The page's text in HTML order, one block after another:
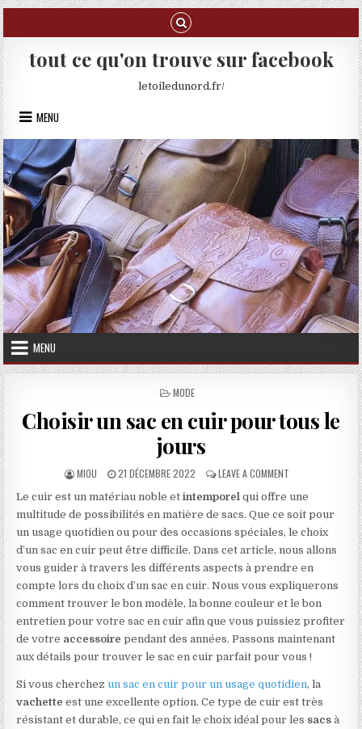
Skip to content
tout ce qu'on trouve sur facebook
letoiledunord.fr/
MENU
MENU
POSTED IN
MODE
Choisir un sac en cuir pour tous le
jours
AUTHOR:
MIOU PUBLISHED DATE:
21 DÉCEMBRE 2022 LEAVE A COMMENT ON CHOISIR UN
Le cuir est un matériau noble etintemporel qui offre une
multitude de possibilités en matière de sacs. Que ce soit pour
un usage quotidien ou pour des occasions spéciales, le choix
d’un sac en cuir peut être difficile. Dans cet article, nous allons
vous guider à travers les différents aspects à prendre en
compte lors du choix d’un sac en cuir. Nous vous expliquerons
comment trouver le bon modèle, la bonne couleur et le bon
entretien pour votre sac en cuir afin que vous puissiez profiter
de votre accessoire pendant des années. Passons maintenant
aux détails pour trouver le sac en cuir parfait pour vous !
Si vous cherchez un sac en cuir pour un usage quotidien, la
vachette est une excellente option. Ce type de cuir est très
résistant et durable, ce qui en fait le choix idéal pour les sacs à